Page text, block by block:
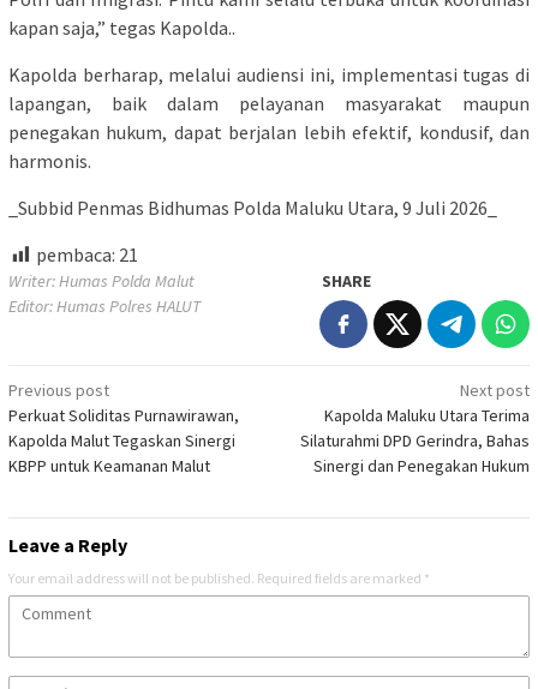
kapan saja,” tegas Kapolda..
Kapolda berharap, melalui audiensi ini, implementasi tugas di
lapangan, baik dalam pelayanan masyarakat maupun
penegakan hukum, dapat berjalan lebih efektif, kondusif, dan
harmonis.
_Subbid Penmas Bidhumas Polda Maluku Utara, 9 Juli 2026_
pembaca: 21
Writer: Humas Polda Malut
Editor: Humas Polres HALUT
SHARE
Post
navigation
Previous post
Perkuat Soliditas Purnawirawan,
Kapolda Malut Tegaskan Sinergi
KBPP untuk Keamanan Malut
Next post
Kapolda Maluku Utara Terima
Silaturahmi DPD Gerindra, Bahas
Sinergi dan Penegakan Hukum
Leave a Reply
Your email address will not be published. Required fields are marked *